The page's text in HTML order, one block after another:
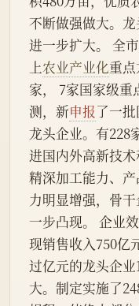
不断做强做大。
进一步扩大。 全
上农业产业化重
家， 7家国家级
测，新申报了一
龙头企业。有228
进国内外高新技术
精深加工能力、
力明显增强，骨
一步凸现。 企业
现销售收入750亿
过亿元的龙头企
大。制定实施了